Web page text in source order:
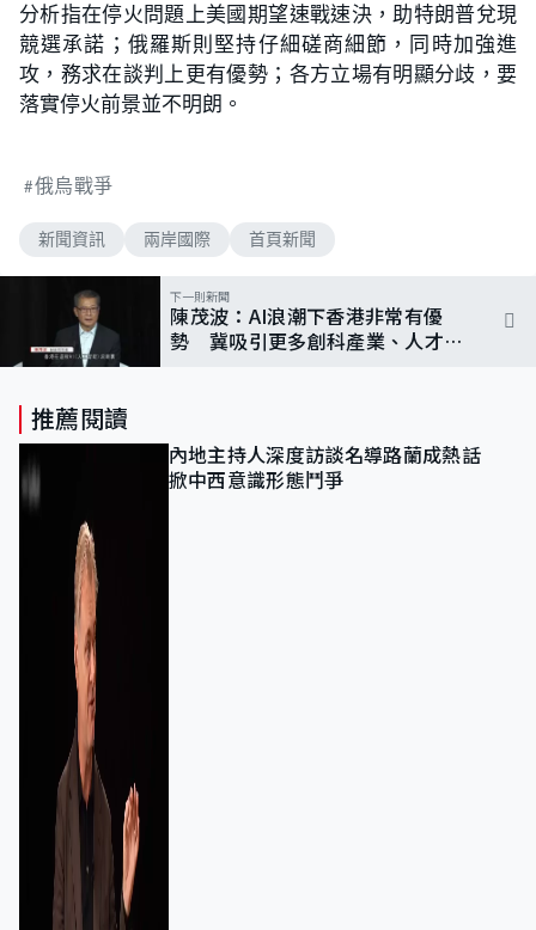
分析指在停火問題上美國期望速戰速決，助特朗普兌現
競選承諾；俄羅斯則堅持仔細磋商細節，同時加強進
攻，務求在談判上更有優勢；各方立場有明顯分歧，要
落實停火前景並不明朗。
俄烏戰爭
新聞資訊 兩岸國際 首頁新聞
下一則新聞
陳茂波：AI浪潮下香港非常有優
勢 冀吸引更多創科產業、人才落
推薦閱讀
內地主持人深度訪談名導路蘭成熱話
掀中西意識形態鬥爭